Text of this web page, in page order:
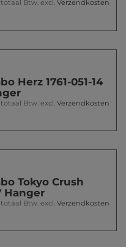
totaal Btw. excl. Verzendkosten
Herz 1761-051-14
totaal Btw. excl. Verzendkosten
Tokyo Crush
Hanger
totaal Btw. excl. Verzendkosten